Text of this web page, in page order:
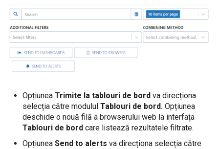
Opțiunea Trimite la tablouri de bord va direcționa
selecția către modulul Tablouri de bord. Opțiunea
deschide o nouă filă a browserului web la interfața
Tablouri de bord care listează rezultatele filtrate.
Opțiunea Send to alerts va direcționa selecția către